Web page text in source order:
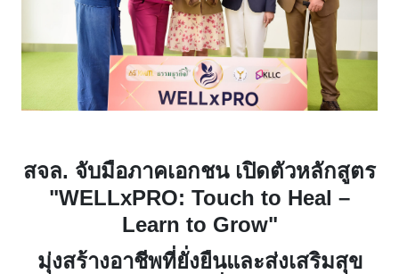
สจล. จับมือภาคเอกชน เปิดตัวหลักสูตร
"WELLxPRO: Touch to Heal –
Learn to Grow"
มุ่งสร้างอาชีพที่ยั่งยืนและส่งเสริมสุข